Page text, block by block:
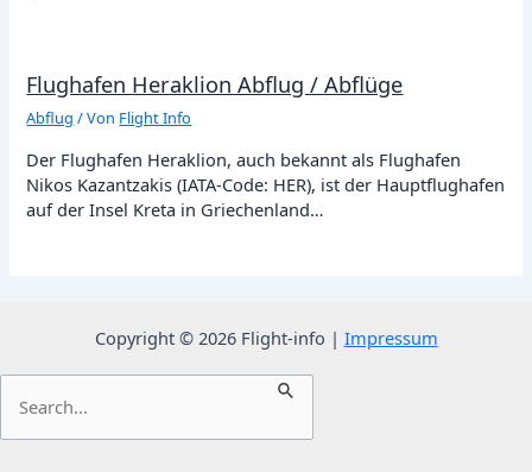
Flughafen Heraklion Abflug / Abflüge
Abflug / Von Flight Info
Der Flughafen Heraklion, auch bekannt als Flughafen
Nikos Kazantzakis (IATA-Code: HER), ist der Hauptflughafen
auf der Insel Kreta in Griechenland…
Copyright © 2026 Flight-info | Impressum
nach: